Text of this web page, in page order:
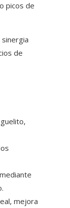
picos de
de
mejora